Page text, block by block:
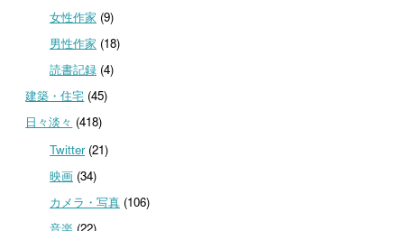
女性作家 (9)
男性作家 (18)
読書記録(4)
建築・住宅 (45)
日々淡々 (418)
Twitter(21)
映画(34)
カメラ・写真(106)